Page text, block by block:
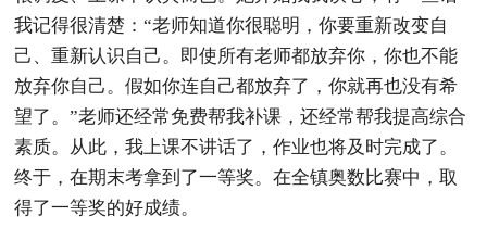
我记得很清楚：“老师知道你很聪明，你要重新改变自
己、重新认识自己。即使所有老师都放弃你，你也不能
放弃你自己。假如你连自己都放弃了，你就再也没有希
望了。”老师还经常免费帮我补课，还经常帮我提高综合
素质。从此，我上课不讲话了，作业也将及时完成了。
终于，在期末考拿到了一等奖。在全镇奥数比赛中，取
得了一等奖的好成绩。